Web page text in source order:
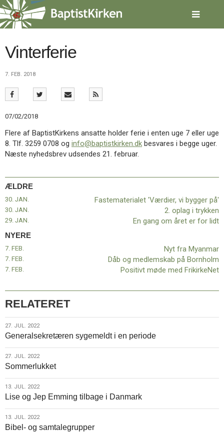
Spring
menu
over
gå
tilbage
forsiden
2.0:
Nyheder
3.0:
Kalender
4.0:
Inspiration
5.0:
Værktøjskassen
BaptistKirken
9.0:
Forside
10.0:
Nyheder
12.0:
Inspiration
13.0:
Værktøjskassen
14.0:
Mission
15.0:
Om
16.0:
Kontakt
Næste
indlæg:
Nyt
fra
MyanmarForrige
indlæg:
Fastematerialet
på’
Vinterferie
7. FEB. 2018
07/02/2018
Flere af BaptistKirkens ansatte holder ferie i enten uge 7 eller uge
8. Tlf. 3259 0708 og info@baptistkirken.dk besvares i begge uger.
Næste nyhedsbrev udsendes 21. februar.
ÆLDRE
30. JAN. Fastematerialet 'Værdier, vi bygger på'
30. JAN. 2. oplag i trykken
29. JAN. En gang om året er for lidt
NYERE
Nyt fra Myanmar
7. FEB.
Dåb og medlemskab på Bornholm
7. FEB.
Positivt møde med FrikirkeNet
7. FEB.
RELATERET
27.
jul.
2022
27. JUL. 2022
Generalsekretæren sygemeldt i en periode
27.
jul.
2022
27. JUL. 2022
Sommerlukket
13.
jul.
2022
13. JUL. 2022
Lise og Jep Emming tilbage i Danmark
13.
jul.
13. JUL. 2022
Bibel- og samtalegrupper